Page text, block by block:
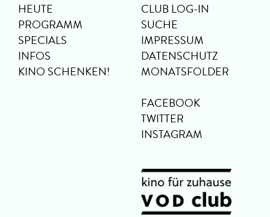
HEUTE
PROGRAMM
SPECIALS
INFOS
KINO SCHENKEN!
CLUB LOG-IN
SUCHE
IMPRESSUM
DATENSCHUTZ
MONATSFOLDER
FACEBOOK
TWITTER
INSTAGRAM